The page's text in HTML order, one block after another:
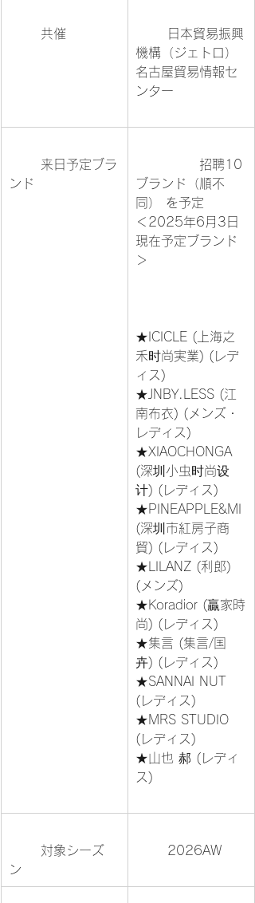
機構（ジェトロ）
名古屋貿易情報セ
ンター
ブランド（順不
同） を予定
＜2025年6月3日
現在予定ブランド
＞
★ICICLE (上海之
禾时尚実業) (レデ
ィス)
★JNBY.LESS (江
南布衣) (メンズ・
レディス)
★XIAOCHONGA
(深圳小虫时尚设
计) (レディス)
★PINEAPPLE&MI
(深圳市紅房子商
貿) (レディス)
★LILANZ (利郎)
(メンズ)
★Koradior (贏家時
尚) (レディス)
★集言 (集言/国
卉) (レディス)
★SANNAI NUT
(レディス)
★MRS STUDIO
(レディス)
★山也 郝 (レディ
ス)